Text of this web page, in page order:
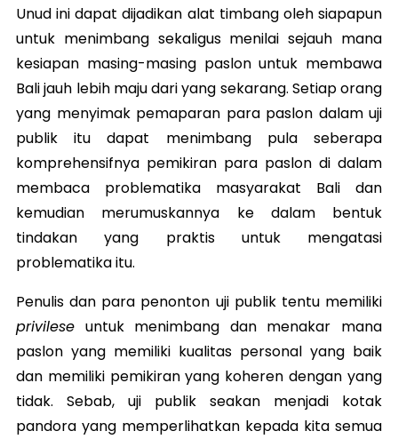
Unud ini dapat dijadikan alat timbang oleh siapapun
untuk menimbang sekaligus menilai sejauh mana
kesiapan masing-masing paslon untuk membawa
Bali jauh lebih maju dari yang sekarang. Setiap orang
yang menyimak pemaparan para paslon dalam uji
publik itu dapat menimbang pula seberapa
komprehensifnya pemikiran para paslon di dalam
membaca problematika masyarakat Bali dan
kemudian merumuskannya ke dalam bentuk
tindakan yang praktis untuk mengatasi
problematika itu.
Penulis dan para penonton uji publik tentu memiliki
privilese untuk menimbang dan menakar mana
paslon yang memiliki kualitas personal yang baik
dan memiliki pemikiran yang koheren dengan yang
tidak. Sebab, uji publik seakan menjadi kotak
pandora yang memperlihatkan kepada kita semua